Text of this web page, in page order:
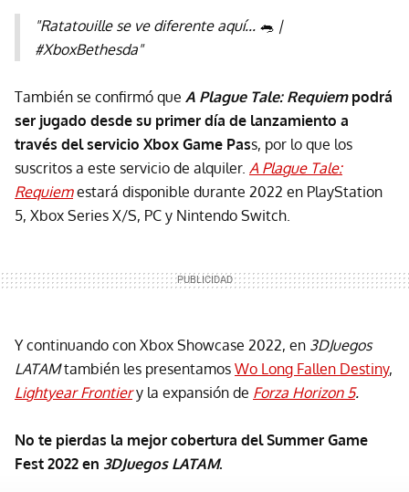
"Ratatouille se ve diferente aquí... 🐀 |
#XboxBethesda"
También se confirmó que A Plague Tale: Requiem podrá
ser jugado desde su primer día de lanzamiento a
través del servicio Xbox Game Pass, por lo que los
suscritos a este servicio de alquiler. A Plague Tale:
Requiem estará disponible durante 2022 en PlayStation
5, Xbox Series X/S, PC y Nintendo Switch.
Y continuando con Xbox Showcase 2022, en 3DJuegos
LATAMtambién les presentamos Wo Long Fallen Destiny,
Lightyear Frontier y la expansión de Forza Horizon 5.
No te pierdas la mejor cobertura del Summer Game
Fest 2022 en 3DJuegos LATAM.